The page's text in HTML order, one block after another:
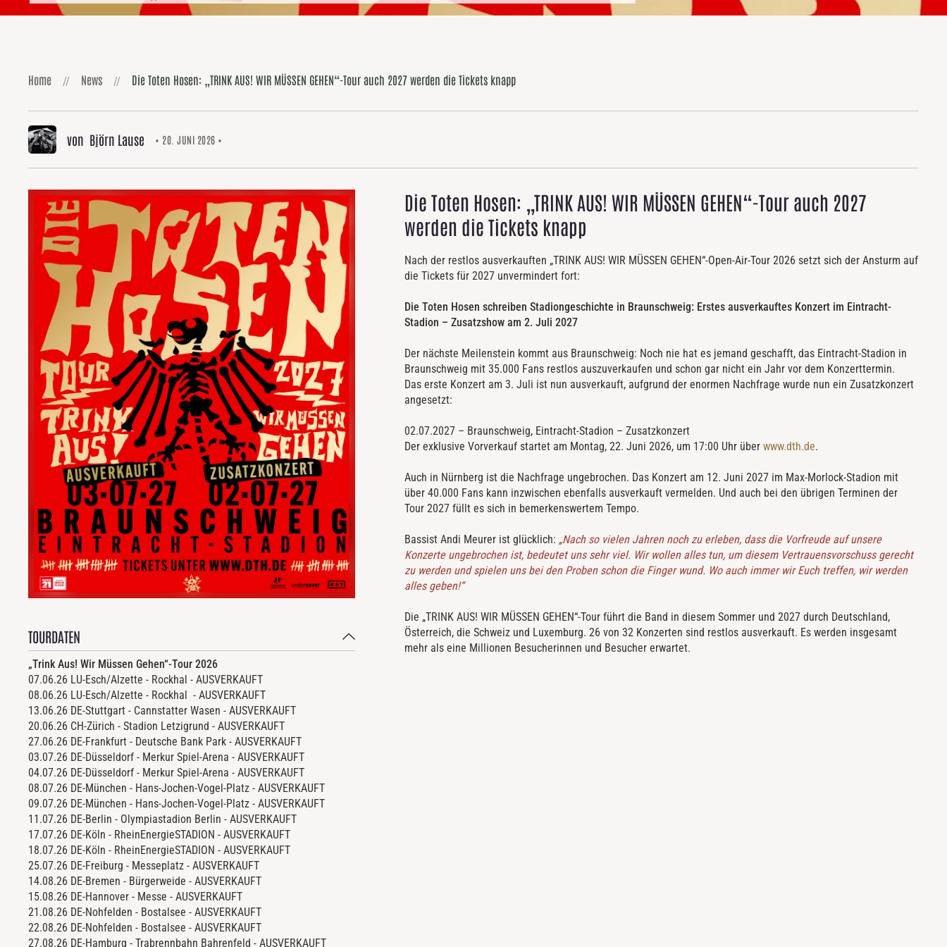
Home News Die Toten Hosen: „TRINK AUS! WIR MÜSSEN GEHEN“-Tour auch 2027 werden die Tickets knapp
von Björn Lause • 20. JUNI 2026 •
Die Toten Hosen: „TRINK AUS! WIR MÜSSEN GEHEN“-Tour auch 2027
werden die Tickets knapp
Nach der restlos ausverkauften „TRINK AUS! WIR MÜSSEN GEHEN“-Open-Air-Tour 2026 setzt sich der Ansturm auf
die Tickets für 2027 unvermindert fort:
Die Toten Hosen schreiben Stadiongeschichte in Braunschweig: Erstes ausverkauftes Konzert im Eintracht-
Stadion – Zusatzshow am 2. Juli 2027
Der nächste Meilenstein kommt aus Braunschweig: Noch nie hat es jemand geschafft, das Eintracht-Stadion in
Braunschweig mit 35.000 Fans restlos auszuverkaufen und schon gar nicht ein Jahr vor dem Konzerttermin.
Das erste Konzert am 3. Juli ist nun ausverkauft, aufgrund der enormen Nachfrage wurde nun ein Zusatzkonzert
angesetzt:
02.07.2027 – Braunschweig, Eintracht-Stadion – Zusatzkonzert
Der exklusive Vorverkauf startet am Montag, 22. Juni 2026, um 17:00 Uhr über www.dth.de.
Auch in Nürnberg ist die Nachfrage ungebrochen. Das Konzert am 12. Juni 2027 im Max-Morlock-Stadion mit
über 40.000 Fans kann inzwischen ebenfalls ausverkauft vermelden. Und auch bei den übrigen Terminen der
Tour 2027 füllt es sich in bemerkenswertem Tempo.
Bassist Andi Meurer ist glücklich: „Nach so vielen Jahren noch zu erleben, dass die Vorfreude auf unsere
Konzerte ungebrochen ist, bedeutet uns sehr viel. Wir wollen alles tun, um diesem Vertrauensvorschuss gerecht
zu werden und spielen uns bei den Proben schon die Finger wund. Wo auch immer wir Euch treffen, wir werden
alles geben!“
Die „TRINK AUS! WIR MÜSSEN GEHEN“-Tour führt die Band in diesem Sommer und 2027 durch Deutschland,
Österreich, die Schweiz und Luxemburg. 26 von 32 Konzerten sind restlos ausverkauft. Es werden insgesamt
mehr als eine Millionen Besucherinnen und Besucher erwartet.
TOURDATEN
„Trink Aus! Wir Müssen Gehen“-Tour 2026
07.06.26 LU-Esch/Alzette - Rockhal - AUSVERKAUFT
08.06.26 LU-Esch/Alzette - Rockhal - AUSVERKAUFT
13.06.26 DE-Stuttgart - Cannstatter Wasen - AUSVERKAUFT
20.06.26 CH-Zürich - Stadion Letzigrund - AUSVERKAUFT
27.06.26 DE-Frankfurt - Deutsche Bank Park - AUSVERKAUFT
03.07.26 DE-Düsseldorf - Merkur Spiel-Arena - AUSVERKAUFT
04.07.26 DE-Düsseldorf - Merkur Spiel-Arena - AUSVERKAUFT
08.07.26 DE-München - Hans-Jochen-Vogel-Platz - AUSVERKAUFT
09.07.26 DE-München - Hans-Jochen-Vogel-Platz - AUSVERKAUFT
11.07.26 DE-Berlin - Olympiastadion Berlin - AUSVERKAUFT
17.07.26 DE-Köln - RheinEnergieSTADION - AUSVERKAUFT
18.07.26 DE-Köln - RheinEnergieSTADION - AUSVERKAUFT
25.07.26 DE-Freiburg - Messeplatz - AUSVERKAUFT
14.08.26 DE-Bremen - Bürgerweide - AUSVERKAUFT
15.08.26 DE-Hannover - Messe - AUSVERKAUFT
21.08.26 DE-Nohfelden - Bostalsee - AUSVERKAUFT
22.08.26 DE-Nohfelden - Bostalsee - AUSVERKAUFT
27.08.26 DE-Hamburg - Trabrennbahn Bahrenfeld - AUSVERKAUFT